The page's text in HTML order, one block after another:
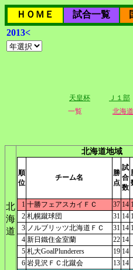
ＨＯＭＥ 試合一覧
2013<
天皇杯 Ｊ１部
一覧
北海道
北
海
道
北海道地域
順
位
チーム名
勝
点
試
合
数
1 十勝フェアスカイＦＣ 37 14
2 札幌蹴球団 31 14
3 ノルブリッツ北海道ＦＣ 31 14
4 新日鐵住金室蘭 22 14
5 札大GoalPlunderers 19 14
6 岩見沢ＦＣ北蹴会 13 14